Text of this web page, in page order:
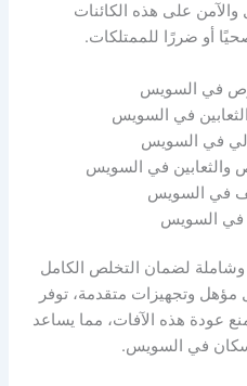
على هذه الكائنات
أو ضررًا للممتلكات.
في السويس
في السويس
في السويس
والثعابين في السويس
في السويس
في السويس
وشاملة لضمان التخلص الكامل
وتجهيزات متقدمة، توفر
عودة هذه الآفات، مما يساعد
في السويس.